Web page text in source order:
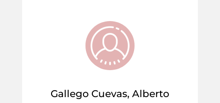
Gallego Cuevas, Alberto